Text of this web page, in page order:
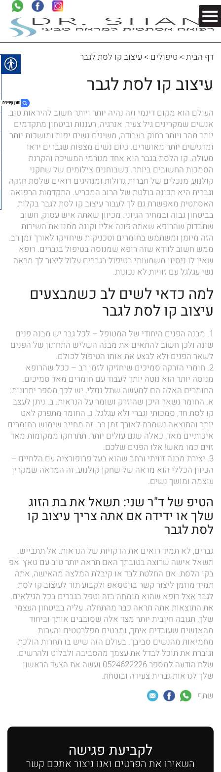
1. עיצוב קו לסת לגבר
2. לקביעת פגישה
3. למה כדאי לשים לב כשמבצעים עיצוב קו לסת
לגבר
4. לקביעת פגישה
5. פוסטים נוספים
6. לקביעת פגישה
7. הטיפ של ד"ר שני: תשאל את בת הזוג שלך או
ידידה אם אתה צריך עיצוב קו לסת לגבר
8. השאירו את הפרטים ואנו ניצור אתכם קשר
9. מה הזמן הכי טוב לבצע עיצוב קו לסת ללא
10. הרמת גבות ללא ניתוח
11. פיסול פנים חומצה היאלורונית
12. מתיחת צוואר ללא ניתוח
דף הבית > טיפולים > עיצוב קו לסת לגבר
עיצוב קו לסת לגבר
העולם הוא מקום דינמי וזה נהיה יותר ויותר חשוב להיראות טוב.
אנשים שמקרינים גיל צעיר, אנרגיה, רעננות וביטחון מתקדמים
יותר מהר ויותר רחוק בעבודה, משיגים נשים יפות ומושכות יותר
ומרגישים יותר מאושרים. כיום נשים מצפות שגברים יראו
מעולה. קו הלסת בגבר הוא אחד מגורמי המשיכה והקרנת
הסמכות החשובים ביותר. כשבוחנים צילומים של שחקני
קולנוע, מנכלים של חברות גדולות ומנהיגים רואים שלסת חזקה
וגברית היא תכונה בולטת של הרוב המכריע. התקדמות הרפואה
האסתטית מאפשרת גם לך לעבור עיצוב קו לסת לגבר בקלות,
בביטחון גבוה ובמחיר הגיוני. מכיוון שאתה איש עסוק, חשוב
שתבדוק שהרופא שאתה פונה אליו וקונה ממנו את השירות
הזה מיומן ומשתמש בחומרים וטכניקות שיחזיקו לאורך זמן רב.
ממש חשוב לוודא שזה רופא שמנוסה בטיפול בגברים. רופא
שאין לו ניסיון משמעותי בטיפול בגברים עלול ליצור לך מראה
נשי עגלגל עם זוויות לא נכונות.
למה כדאי לשים לב כשמבצעים
עיצוב קו לסת לגבר
1. מבנה הפנים היחודי של המטופל – לכל גבר יש מבנה פנים
שונה ולכן חשוב להתאים את מבנה השליש התחתון של הפנים
לשאר הפנים ולא לבצע את אותו הטיפול לכולם.
2. חומרי הזרקה סמיכים שיחזיקו לזמן רב – ככל שהרופא
מנוסה יותר הוא נוטה יותר לעבוד עם חומרים מאד סמיכים.
החומרים האלה הם למעשה שתל נוזלי. יש לכך מספר יתרונות:
א. החומר נשאר היכן שהוזרק ושומר על הנראות. ב. ניתן לעצב
קו לסת חד, סמכותי וגברי ולא עגלגל. ג. החומר מתפרק לאט
יותר והתוצאה נשמרת לאורך זמן רב. זה מחייב שימוש בחומרים
איכותיים מאד, כאלה שגם עולים יותר. תתרחקו ממקומות מאד
זוים כמו מאש! אלו הפנים שלכם.
3. יצירת מבנה זוויתי ורחב שהוא בעל פרופורציה עם הלחיים –
הכיוון הכללי הוא מראה של שחקן קולנוע. זה המראה שמקרין
עוצמה ומושך נשים.
הטיפ של ד"ר שני: תשאל את בת הזוג
שלך או ידידה אם אתה צריך עיצוב קו
לסת לגבר
גברים, לא תמיד רואים את הדקויות של הנראות. אל תתבייש.
תשאל אישה שרוצה בטובתך האם תראה יותר טוב עם טאץ' אפ
בקו הלסת. אם החלטת לבד או קיבלת המלצה מהאישה, אתה
תמיד מוזמן ליצור קשר בווטסאפ ולקבוע תור לעיצוב קו לסת
לגבר אצל רופא שהוא מומחה בזה וטפל בגברים בכל הגילאים.
את התוצאות אתה תראה כבר מהתחלה. עליה בביטחון העצמי
שלך, תגובה חיובית יותר מצד אלה שסובבים אותך וביחוד
מהאנשים שעובדים איתך, ומבטים מפלרטטים והערות
מחמיאות מהנשים סביבך. בעולם הזה שיש בו תחרות הולכת
וגוברת את תוכל לבדל את עצמך מהסביבה ולבלוט ולהרשים.
שלח הודעה למספר 0524622226 ועשה את הצעד הראשון
שלך לנראות גברית צעירה ובוטחת.
שתף
לקביעת פגישה
השאירו את הפרטים ואנו ניצור אתכם קשר